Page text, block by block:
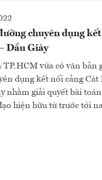
chuyên dụng
Dầu Giây
TP.HCM vừa có văn
dụng kết nối cảng
nhằm giải quyết bài
hiện hữu từ trước tới